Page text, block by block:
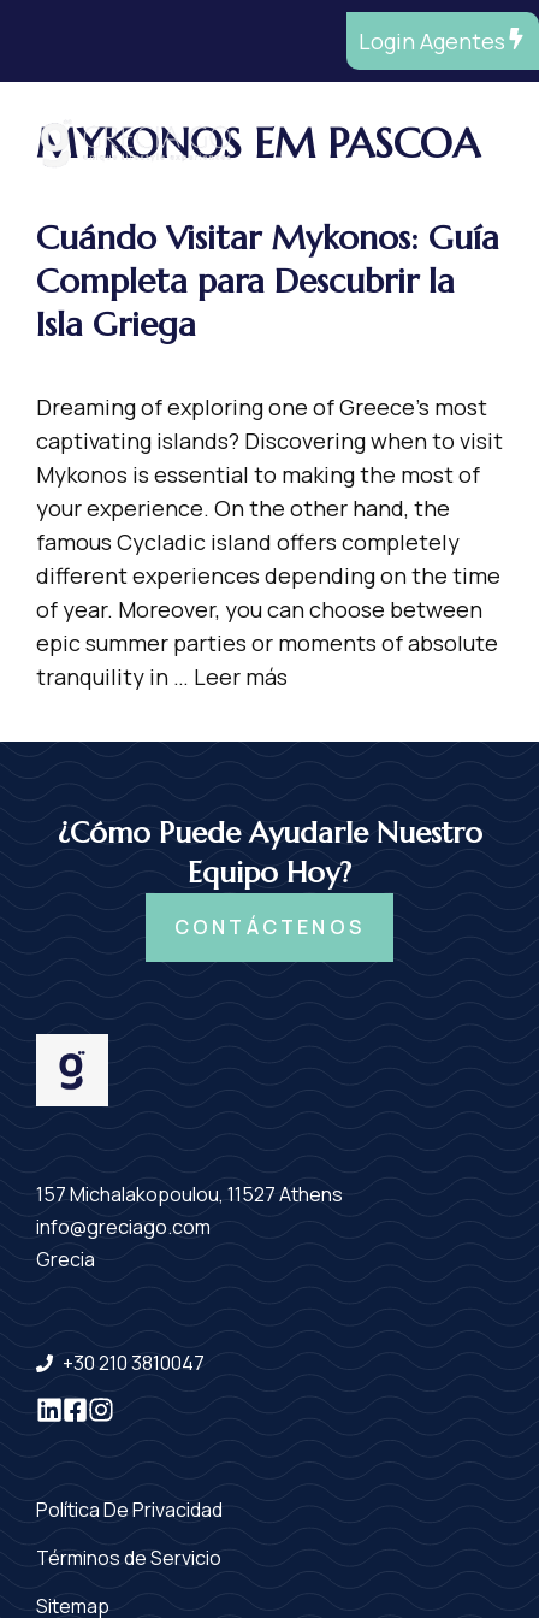
contenido
Login Agentes
MYKONOS EM PASCOA
Cuándo Visitar Mykonos: Guía
Completa para Descubrir la
Isla Griega
Dreaming of exploring one of Greece’s most
captivating islands? Discovering when to visit
Mykonos is essential to making the most of
your experience. On the other hand, the
famous Cycladic island offers completely
different experiences depending on the time
of year. Moreover, you can choose between
epic summer parties or moments of absolute
tranquility in … Leer más
¿Cómo Puede Ayudarle Nuestro
Equipo Hoy?
CONTÁCTENOS
157 Michalakopoulou, 11527 Athens
info@greciago.com
Grecia
+30 210 3810047
Política De Privacidad
Términos de Servicio
Sitemap